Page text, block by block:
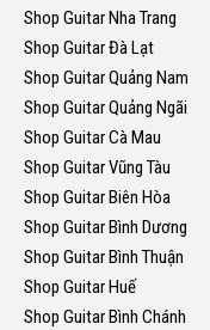
Shop Guitar Nha Trang
Shop Guitar Đà Lạt
Shop Guitar Quảng Nam
Shop Guitar Quảng Ngãi
Shop Guitar Cà Mau
Shop Guitar Vũng Tàu
Shop Guitar Biên Hòa
Shop Guitar Bình Dương
Shop Guitar Bình Thuận
Shop Guitar Huế
Shop Guitar Bình Chánh